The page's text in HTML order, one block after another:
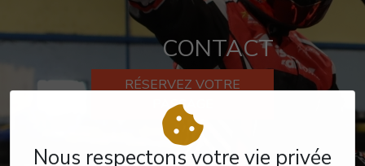
Nous respectons votre vie privée
CONTACT
RÉSERVEZ VOTRE
PASSAGE